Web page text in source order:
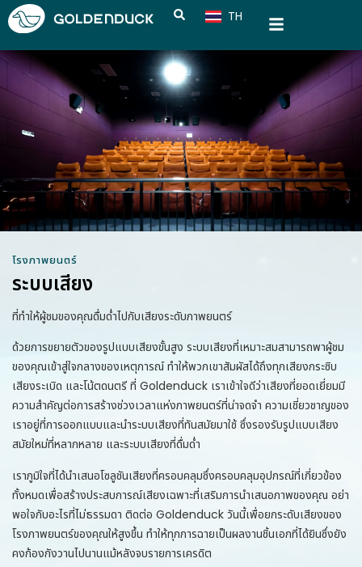
TH
CN
โรงภาพยนตร์
ระบบเสียง
ที่ทำให้ผู้ชมของคุณดื่มด่ำไปกับเสียงระดับภาพยนตร์
ด้วยการขยายตัวของรูปแบบเสียงขั้นสูง ระบบเสียงที่เหมาะสมสามารถพาผู้ชม
ของคุณเข้าสู่ใจกลางของเหตุการณ์ ทำให้พวกเขาสัมผัสได้ถึงทุกเสียงกระซิบ
เสียงระเบิด และโน้ตดนตรี ที่ Goldenduck เราเข้าใจดีว่าเสียงที่ยอดเยี่ยมมี
ความสำคัญต่อการสร้างช่วงเวลาแห่งภาพยนตร์ที่น่าจดจำ ความเชี่ยวชาญของ
เราอยู่ที่การออกแบบและนำระบบเสียงที่ทันสมัยมาใช้ ซึ่งรองรับรูปแบบเสียง
สมัยใหม่ที่หลากหลาย และระบบเสียงที่ดื่มด่ำ
เราภูมิใจที่ได้นำเสนอโซลูชันเสียงที่ครอบคลุมซึ่งครอบคลุมอุปกรณ์ที่เกี่ยวข้อง
ทั้งหมดเพื่อสร้างประสบการณ์เสียงเฉพาะที่เสริมการนำเสนอภาพของคุณ อย่า
พอใจกับอะไรที่ไม่ธรรมดา ติดต่อ Goldenduck วันนี้เพื่อยกระดับเสียงของ
โรงภาพยนตร์ของคุณให้สูงขึ้น ทำให้ทุกการฉายเป็นผลงานชิ้นเอกที่ได้ยินซึ่งยัง
คงก้องกังวานไปนานแม้หลังจบรายการเครดิต